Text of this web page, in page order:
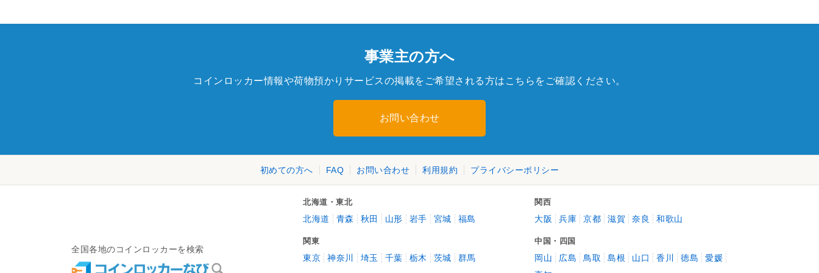
事業主の方へ
コインロッカー情報や荷物預かりサービスの掲載をご希望される方はこちらをご確認ください。
お問い合わせ
初めての方へ FAQ お問い合わせ 利用規約 プライバシーポリシー
全国各地のコインロッカーを検索
北海道・東北
北海道 青森 秋田 山形 岩手 宮城 福島
関東
東京 神奈川 埼玉 千葉 栃木 茨城 群馬
関西
大阪 兵庫 京都 滋賀 奈良 和歌山
中国・四国
岡山 広島 鳥取 島根 山口 香川 徳島
愛媛